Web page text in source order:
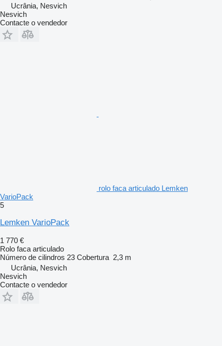
Ucrânia, Nesvich
Nesvich
Contacte o vendedor
rolo faca articulado Lemken
VarioPack
5
Lemken VarioPack
1 770 €
Rolo faca articulado
Número de cilindros 23 Cobertura 2,3 m
Ucrânia, Nesvich
Nesvich
Contacte o vendedor